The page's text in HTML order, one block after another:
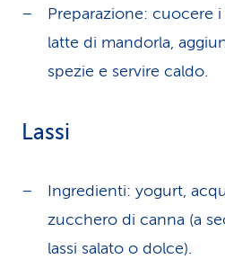
Preparazione: cuocere
latte di mandorla,
spezie e servire caldo.
Lassi
Ingredienti: yogurt,
zucchero di canna (a
lassi salato o dolce).